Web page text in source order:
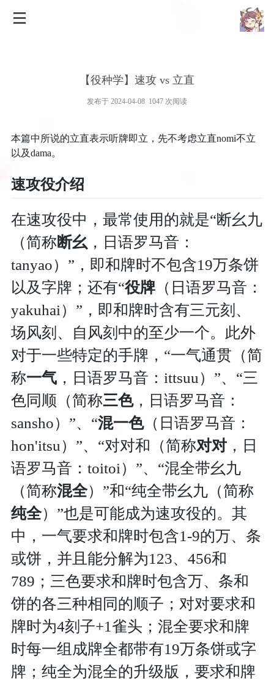
【役种学】速攻 vs 立直
发布于 2024-04-08 1047 次阅读
本篇中所说的立直表示听牌即立，先不考虑立直nomi不立
以及dama。
速攻役介绍
在速攻役中，最常使用的就是“断幺九
（简称断幺 ，日语罗马音：
tanyao）”，即和牌时不包含19万条饼
以及字牌；还有“役牌（日语罗马音：
yakuhai）”，即和牌时含有三元刻、
场风刻、自风刻中的至少一个。此外
对于一些特定的手牌，“一气通贯（简
称一气，日语罗马音：ittsuu）”、“三
色同顺（简称三色，日语罗马音：
sansho）”、“混一色（日语罗马音：
hon'itsu）”、“对对和（简称对对，日
语罗马音：toitoi）”、“混全带幺九
（简称混全）”和“纯全带幺九（简称
纯全）”也是可能成为速攻役的。其
中，一气要求和牌时包含1-9的万、条
或饼，并且能分解为123、456和
789；三色要求和牌时包含万、条和
饼的各三种相同的顺子；对对要求和
牌时为4刻子+1雀头；混全要求和牌
时每一组成牌全都带有19万条饼或字
牌；纯全为混全的升级版，要求和牌